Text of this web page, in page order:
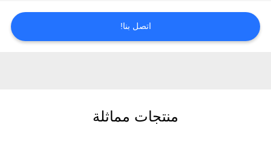
اتصل بنا!
منتجات مماثلة